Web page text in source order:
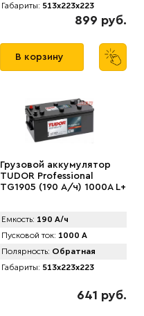
Габариты: 513x223x223
899 руб.
В корзину
Грузовой аккумулятор
TUDOR Professional
TG1905 (190 А/ч) 1000А L+
Емкость: 190 А/ч
Пусковой ток: 1000 А
Полярность: Обратная
Габариты: 513x223x223
641 руб.